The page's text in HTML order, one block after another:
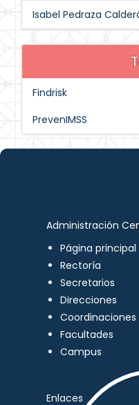
Isabel Pedraza
Findrisk
PrevenIMSS
Administración
Página principal
Rectoría
Secretarios
Direcciones
Coordinaciones
Facultades
Campus
Enlaces